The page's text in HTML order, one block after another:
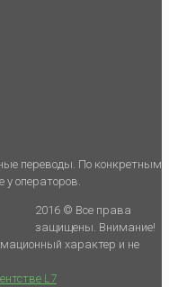
переводы. По конкретным
у операторов.
2016 © Все права
защищены. Внимание!
характер и не
L7